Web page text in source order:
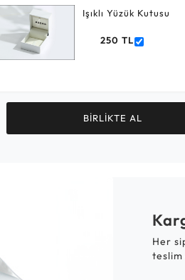
Işıklı Yüzük Kutusu
250 TL
BİRLİKTE AL
Her
teslim